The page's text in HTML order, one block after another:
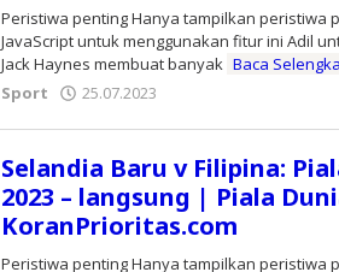
Peristiwa penting Hanya tampilkan peristiwa
JavaScript untuk menggunakan fitur ini Adil
Jack Haynes membuat banyak Baca
Sport
25.07.2023
Selandia Baru v Filipina:
2023 – langsung | Piala
KoranPrioritas.com
Peristiwa penting Hanya tampilkan peristiwa